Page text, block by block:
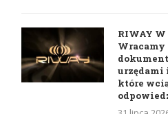
RIWAY W
urzędami
które